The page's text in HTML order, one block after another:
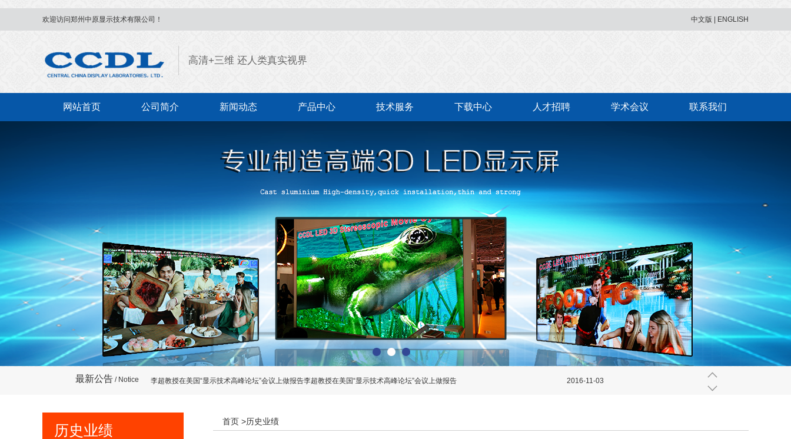
欢迎访问郑州中原显示技术有限公司！ 中文版 ENGLISH
高清+三维 还人类真实视界
网站首页 公司简介 新闻动态 产品中心 技术服务 下载中心 人才招聘 学术会议 联系我们
最新公告 / Notice
国际SIGGRAPH会展和虚拟现实VRLA会展报道 2016-11-03
李超教授在美国“显示技术高峰论坛”会议上做报告李超教授在美国“显示技术高峰论坛”会议上做报告 2016-11-03
国际SIGGRAPH会展和虚拟现实VRLA会展报道 2016-11-03
李超教授在美国“显示技术高峰论坛”会议上做报告李超教授在美国“显示技术高峰论坛”会议上做报告
历史业绩
首页 >历史业绩